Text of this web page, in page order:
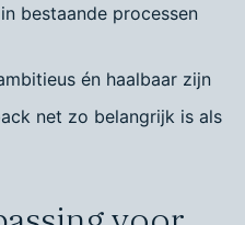
bestaande processen
én haalbaar zijn
net zo belangrijk is als